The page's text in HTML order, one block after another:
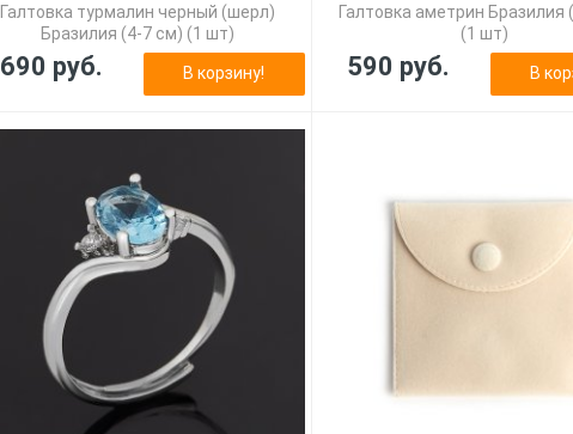
Галтовка турмалин черный (шерл)
Бразилия (4-7 см) (1 шт)
690 руб. В корзину!
Галтовка аметрин Бразилия
(1 шт)
590 руб. В